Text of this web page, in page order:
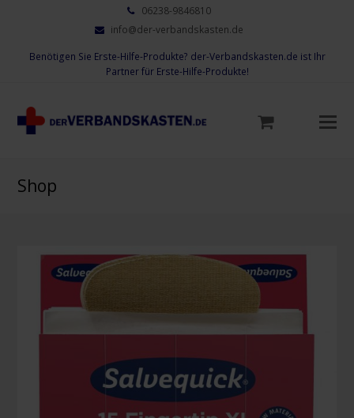
06238-9846810
info@der-verbandskasten.de
Benötigen Sie Erste-Hilfe-Produkte? der-Verbandskasten.de ist Ihr
Partner für Erste-Hilfe-Produkte!
Shop